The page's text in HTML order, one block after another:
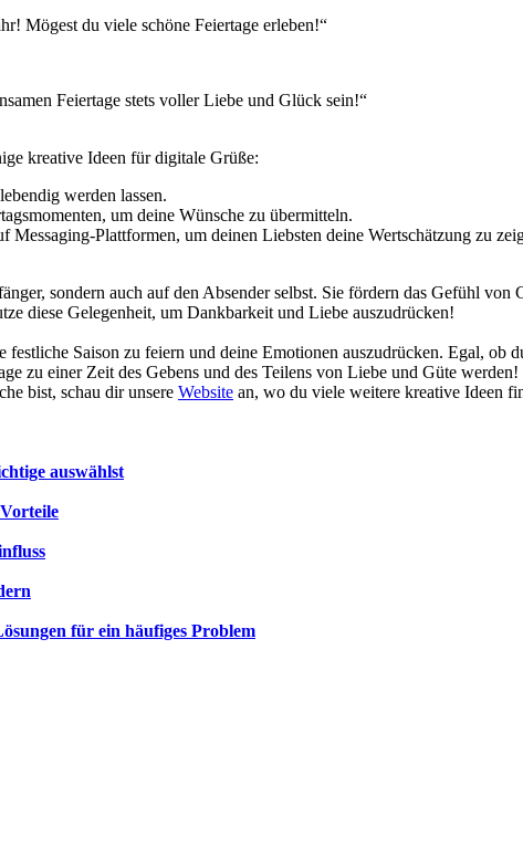
Mögest du viele schöne Feiertage erleben!“
Feiertage stets voller Liebe und Glück sein!“
kreative Ideen für digitale Grüße:
werden lassen.
um deine Wünsche zu übermitteln.
Messaging-Plattformen, um deinen Liebsten deine Wertschätzung zu
sondern auch auf den Absender selbst. Sie fördern das Gefühl von
diese Gelegenheit, um Dankbarkeit und Liebe auszudrücken!
Saison zu feiern und deine Emotionen auszudrücken. Egal, ob
zu einer Zeit des Gebens und des Teilens von Liebe und Güte werden!
bist, schau dir unsere Website an, wo du viele weitere kreative Ideen
auswählst
für ein häufiges Problem